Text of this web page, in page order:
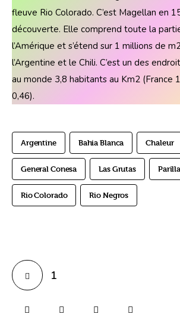
fleuve Rio Colorado. C’est Magellan en
découverte. Elle comprend toute la
l’Amérique et s’étend sur 1 millions de
l’Argentine et le Chili. C’est un des
au monde 3,8 habitants au Km2 (France
0,46).
Argentine Bahia Blanca Chaleur
General Conesa Las Grutas Parilla
Rio Colorado Rio Negros
1